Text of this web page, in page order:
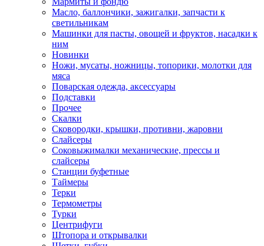
Масло, баллончики, зажигалки, запчасти к
светильникам
Машинки для пасты, овощей и фруктов, насадки к
ним
Новинки
Ножи, мусаты, ножницы, топорики, молотки для
мяса
Поварская одежда, аксессуары
Подставки
Прочее
Скалки
Сковородки, крышки, противни, жаровни
Слайсеры
Соковыжималки механические, прессы и
слайсеры
Станции буфетные
Таймеры
Терки
Термометры
Турки
Центрифуги
Штопора и открывалки